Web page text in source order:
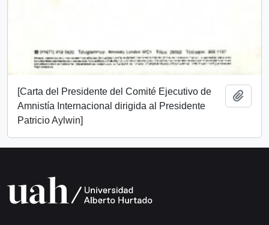
[Carta del Presidente del Comité Ejecutivo de
Amnistía Internacional dirigida al Presidente
Patricio Aylwin]